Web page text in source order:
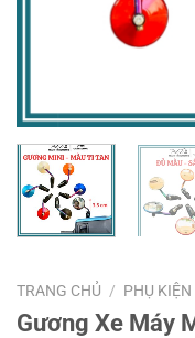
TRANG CHỦ / PHỤ KIỆN
Gương Xe Máy